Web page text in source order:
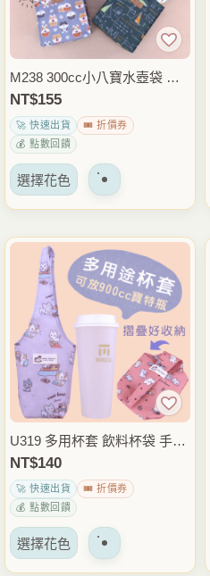
在
產
頁
上
擇
M238 300cc小八寶水壺袋 迷
你手提水壺提袋 飲料杯袋 兒
童水瓶袋 外出上學隨身提袋
雨朵防水包
NT$155
🚀 快速出貨
🎟️ 折價券
💰 點數回饋
選擇花色 該
有
多
種
變
體。
頁
上
擇
U319 多用杯套 飲料杯袋 手搖
杯袋 隨身手提杯袋 咖啡杯套
外帶飲料袋 環保通勤外出提袋
NT$140
🚀 快速出貨
🎟️ 折價券
💰 點數回饋
選擇花色 該